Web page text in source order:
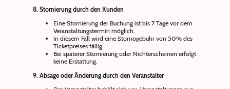
8. Stornierung durch den Kunden
Eine Stornierung der Buchung ist bis 7 Tage vor dem
Veranstaltungstermin möglich.
In diesem Fall wird eine Stornogebühr von 50% des
Ticketpreises fällig.
Bei späterer Stornierung oder Nichterscheinen erfolgt
keine Erstattung.
9. Absage oder Änderung durch den Veranstalter